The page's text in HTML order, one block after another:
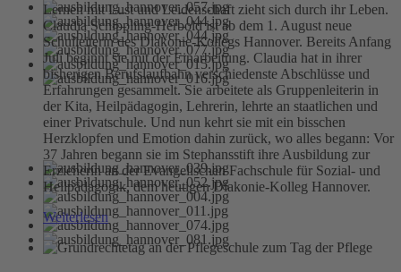
Lernen mit Lust und Leidenschaft zieht sich durch ihr Leben.
Claudia Schippling-Herbold ist ab dem 1. August neue
Schulleiterin des Diakonie-Kollegs Hannover. Bereits Anfang
Juli beginnt sie mit der Einarbeitung. Claudia hat in ihrer
bisherigen Berufslaufbahn verschiedenste Abschlüsse und
Erfahrungen gesammelt. Sie arbeitete als Gruppenleiterin in
der Kita, Heilpädagogin, Lehrerin, lehrte an staatlichen und
einer Privatschule. Und nun kehrt sie mit ein bisschen
Herzklopfen und Emotion dahin zurück, wo alles begann: Vor
37 Jahren begann sie im Stephansstift ihre Ausbildung zur
Erzieherin an der Evangelischen Fachschule für Sozial- und
Heilpädagogik, dem heutigen Diakonie-Kolleg Hannover.
Weiterlesen